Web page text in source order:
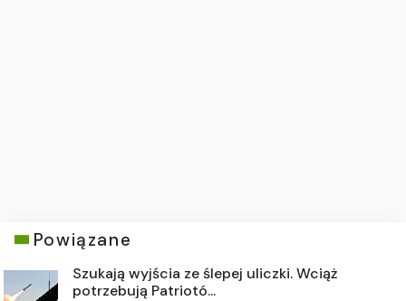
Powiązane
Szukają wyjścia ze ślepej uliczki. Wciąż
potrzebują Patriotó...